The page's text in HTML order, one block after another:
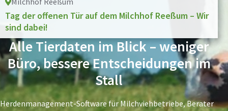
Tag der offenen Tür auf dem Milchhof Reeßum – Wir
sind dabei!
Alle Tierdaten im Blick – weniger
Büro, bessere Entscheidungen im
Stall
Herdenmanagement-Software für Milchviehbetriebe, Berater